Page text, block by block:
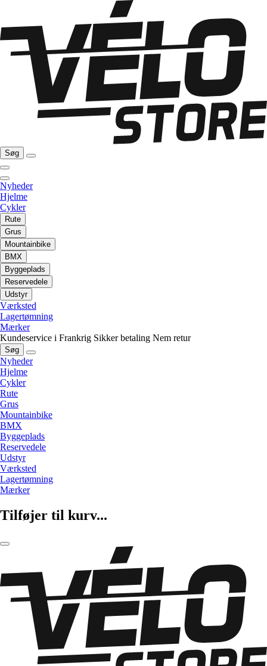
Søg
Nyheder
Hjelme
Cykler
Rute
Grus
Mountainbike
BMX
Byggeplads
Reservedele
Udstyr
Værksted
Lagertømning
Mærker
Kundeservice i Frankrig Sikker betaling Nem retur
Søg
Nyheder
Hjelme
Cykler
Rute
Grus
Mountainbike
BMX
Byggeplads
Reservedele
Udstyr
Værksted
Lagertømning
Mærker
Tilføjer til kurv...